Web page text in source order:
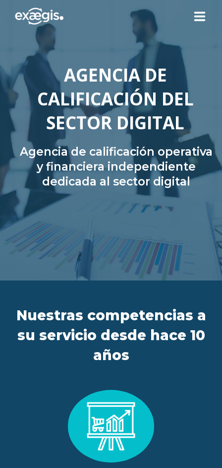
¿QUIÉNES SOMOS?
NUESTRAS OFERTAS
CONTACTO
SU ESPACIO
ES FR IT
Agencia de calificación operativa
y financiera independiente
dedicada al sector digital
AGENCIA DE
CALIFICACIÓN DEL
SECTOR DIGITAL
Nuestras competencias a
su servicio desde hace 10
años